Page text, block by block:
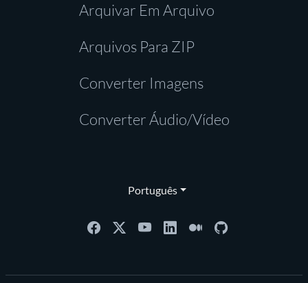
Arquivar Em Arquivo
Arquivos Para ZIP
Converter Imagens
Converter Áudio/Vídeo
Português